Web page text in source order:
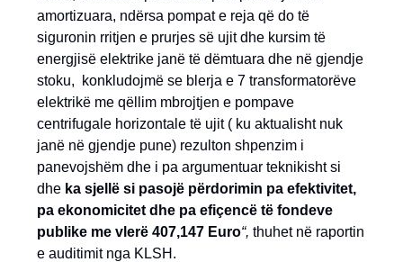
amortizuara, ndërsa pompat e reja që do të
siguronin rritjen e prurjes së ujit dhe kursim të
energjisë elektrike janë të dëmtuara dhe në gjendje
stoku, konkludojmë se blerja e 7 transformatorëve
elektrikë me qëllim mbrojtjen e pompave
centrifugale horizontale të ujit ( ku aktualisht nuk
janë në gjendje pune) rezulton shpenzim i
panevojshëm dhe i pa argumentuar teknikisht si
dhe ka sjellë si pasojë përdorimin pa efektivitet,
pa ekonomicitet dhe pa efiçencë të fondeve
publike me vlerë 407,147 Euro“, thuhet në raportin
e auditimit nga KLSH.